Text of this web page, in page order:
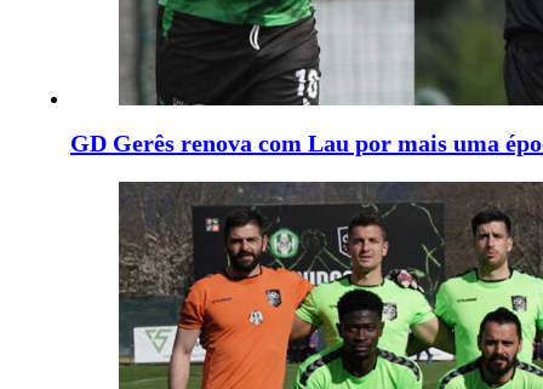
GD Gerês renova com Lau por mais uma